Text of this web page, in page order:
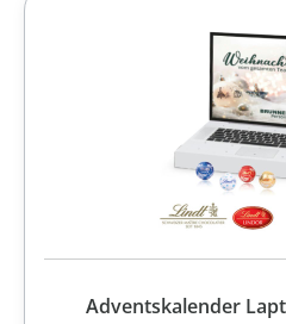
Adventskalender